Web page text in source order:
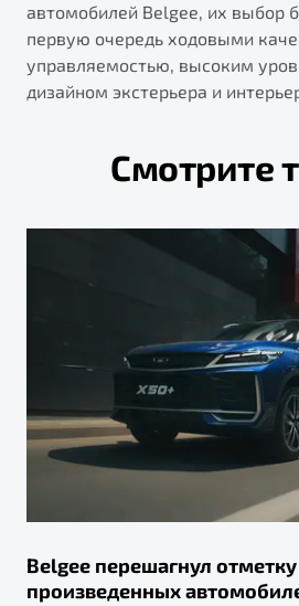
автомобилей Belgee, их выбор
первую очередь ходовыми
управляемостью, высоким
дизайном экстерьера и
Смотрите
Belgee перешагнул
произведенных